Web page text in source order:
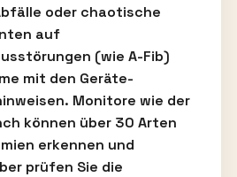
oder chaotische
auf
(wie A-Fib)
mit den Geräte-
Monitore wie der
können über 30 Arten
erkennen und
prüfen Sie die